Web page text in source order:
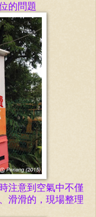
的問題
注意到空氣中不僅
、滑滑的，現場整理